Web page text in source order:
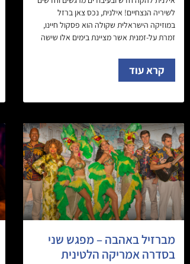
לשיריה הנצחיים! אילנית, נכס צאן ברזל
במוזיקה הישראלית שקולה הוא פסקול חיינו,
זמרת על-זמנית אשר מציינת בימים אלו שישה
קרא עוד
מברזיל באהבה – מפגש שני
בסדרה אמריקה הלטינית